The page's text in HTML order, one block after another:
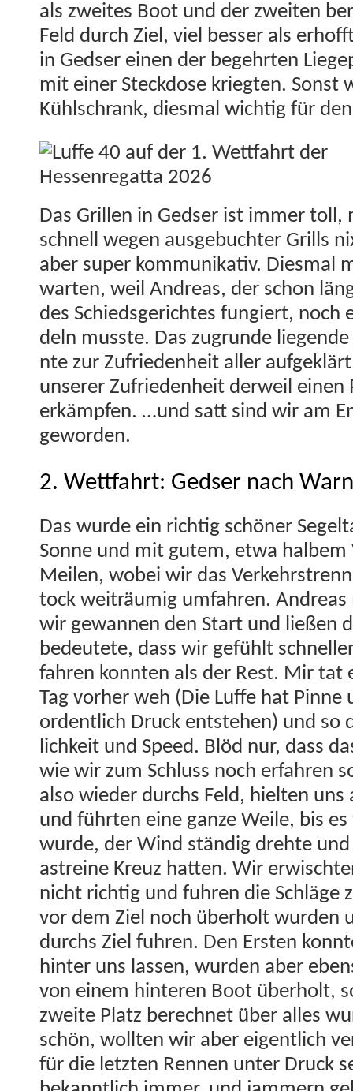
als zweites Boot und der zweit­en
Feld durch Ziel, viel bess­er als
in Gedser einen der begehrten
mit ein­er Steck­dose kriegten. Son­st
Kühlschrank, dies­mal wichtig für
Das Grillen in Gedser ist immer toll,
schnell wegen aus­ge­buchter Grills
aber super kom­mu­nika­tiv. Dies­mal
warten, weil Andreas, der schon
des Schieds­gericht­es fungiert,
deln musste. Das zugrunde
nte zur Zufrieden­heit aller
unser­er Zufrieden­heit der­weil einen
erkämpfen. …und satt sind wir am
geworden.
2. Wettfahrt: Gedser nach
Das wurde ein richtig schön­er
Sonne und mit gutem, etwa
Meilen, wobei wir das
tock weiträu­mig umfahren. Andreas
wir gewan­nen den Start und ließen
bedeutete, dass wir gefühlt
fahren kon­nten als der Rest. Mir tat
Tag vorher weh (Die Luffe hat Pinne
ordentlich Druck entste­hen) und so
lichkeit und Speed. Blöd nur, dass
wie wir zum Schluss noch erfahren
also wieder durchs Feld, hiel­ten uns
und führten eine ganze Weile, bis
wurde, der Wind ständig drehte
astreine Kreuz hat­ten. Wir
nicht richtig und fuhren die Schläge
vor dem Ziel noch über­holt wur­den
durchs Ziel fuhren. Den Ersten
hin­ter uns lassen, wur­den aber
von einem hin­teren Boot über­holt,
zweite Platz berech­net über alles
schön, woll­ten wir aber eigentlich
für die let­zten Ren­nen unter Druck